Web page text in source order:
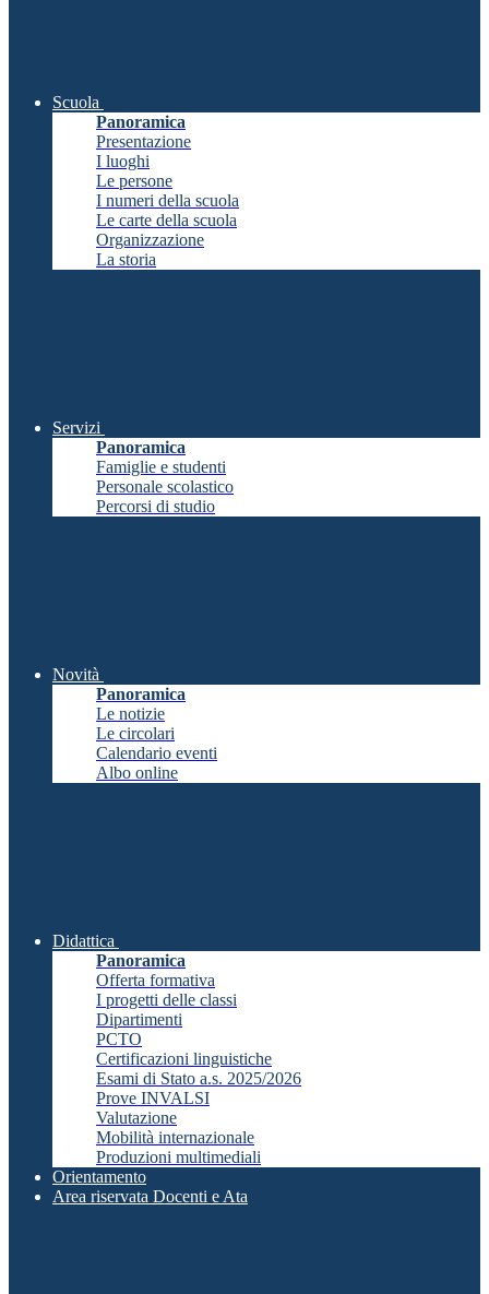
Scuola
Panoramica
Presentazione
I luoghi
Le persone
I numeri della scuola
Le carte della scuola
Organizzazione
La storia
Servizi
Panoramica
Famiglie e studenti
Personale scolastico
Percorsi di studio
Novità
Panoramica
Le notizie
Le circolari
Calendario eventi
Albo online
Didattica
Panoramica
Offerta formativa
I progetti delle classi
Dipartimenti
PCTO
Certificazioni linguistiche
Esami di Stato a.s. 2025/2026
Prove INVALSI
Valutazione
Mobilità internazionale
Produzioni multimediali
Orientamento
Area riservata Docenti e Ata